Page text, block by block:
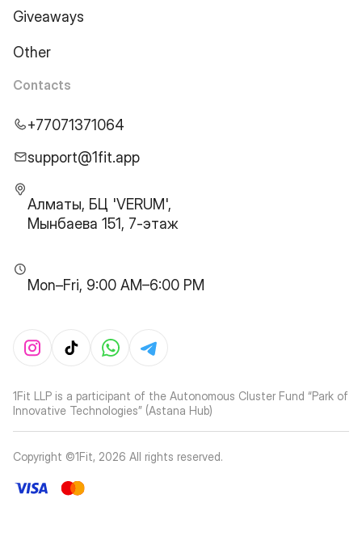
Giveaways
Other
Contacts
+77071371064
support@1fit.app
Алматы, БЦ 'VERUM',
Мынбаева 151, 7-этаж
Mon–Fri, 9:00 AM–6:00 PM
1Fit LLP is a participant of the Autonomous Cluster Fund “Park of
Innovative Technologies” (Astana Hub)
Copyright ©1Fit, 2026 All rights reserved.